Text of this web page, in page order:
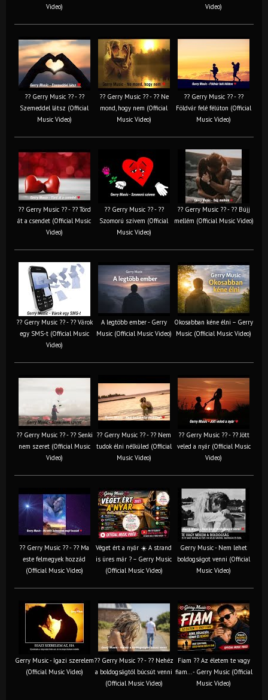
Video)
Video)
?? Gerry Music ?? - ??
Szemeddel látsz (Official
Music Video)
?? Gerry Music ?? - ?? Ne
mond, hogy nem (Official
Music Video)
?? Gerry Music ?? - ??
Földvár felé félúton (Official
Music Video)
?? Gerry Music ?? - ?? Törd
át a csendet (Official Music
Video)
?? Gerry Music ?? - ??
Szomorú szívem (Official
Music Video)
?? Gerry Music ?? - ?? Bújj
mellém (Official Music Video)
?? Gerry Music ?? - ?? Várok
egy SMS-t (Official Music
Video)
A legtöbb ember - Gerry
Music (Official Music Video)
Okosabban kéne élni – Gerry
Music (Official Music Video)
?? Gerry Music ?? - ?? Senki
nem szeret (Official Music
Video)
?? Gerry Music ?? - ?? Nem
tudok élni nélküled (Official
Music Video)
?? Gerry Music ?? - ?? Jött
veled a nyár (Official Music
Video)
?? Gerry Music ?? - ?? Ma
este felmegyek hozzád
(Official Music Video)
Véget ért a nyár ☀️ A strand
is üres már ? – Gerry Music
(Official Music Video)
Gerry Music - Nem lehet
boldogságot venni (Official
Music Video)
Gerry Music - Igazi szerelem
(Official Music Video)
?? Gerry Music ?? - ?? Nehéz
a boldogságtól búcsút venni
(Official Music Video)
Fiam ?‍? Az életem te vagy
fiam... - Gerry Music (Official
Music Video)